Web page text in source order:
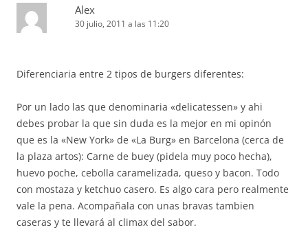
Alex
30 julio, 2011 a las 11:20
Diferenciaria entre 2 tipos de burgers diferentes:
Por un lado las que denominaria «delicatessen» y ahi
debes probar la que sin duda es la mejor en mi opinón
que es la «New York» de «La Burg» en Barcelona (cerca de
la plaza artos): Carne de buey (pidela muy poco hecha),
huevo poche, cebolla caramelizada, queso y bacon. Todo
con mostaza y ketchuo casero. Es algo cara pero realmente
vale la pena. Acompañala con unas bravas tambien
caseras y te llevará al climax del sabor.